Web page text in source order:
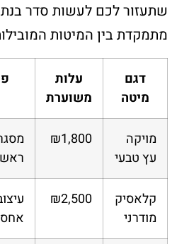
שתעזור לכם לעשות סדר
מתמקדת בין המיטות
דגם
מיטה
עלות
משוערת
מויקה
עץ טבעי
₪1,800
קלאסיק
מודרני
₪2,500